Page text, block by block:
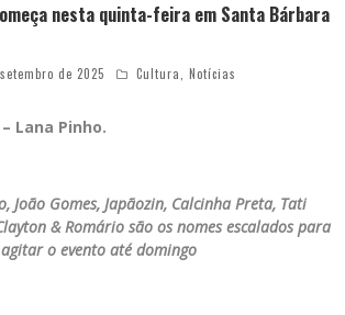
nesta quinta-feira em Santa Bárbara
de 2025 Cultura, Notícias
Lana Pinho.
João Gomes, Japãozin, Calcinha Preta, Tati
& Romário são os nomes escalados para
agitar o evento até domingo